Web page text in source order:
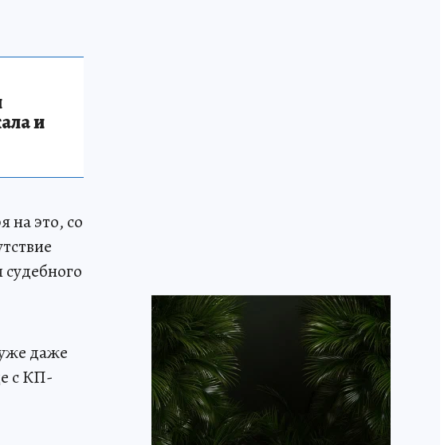
и
на это, со
даже
с КП-